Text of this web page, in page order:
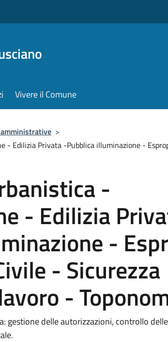
Vivere il Comune
>
- Edilizia Privata -Pubblica illuminazione -
-
- Edilizia
-
- Sicurezza
-
gestione delle autorizzazioni, controllo